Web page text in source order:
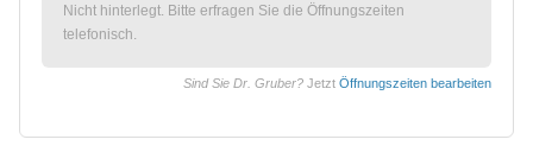
Nicht hinterlegt. Bitte erfragen Sie die Öffnungszeiten
telefonisch.
Sind Sie Dr. Gruber? Jetzt Öffnungszeiten bearbeiten